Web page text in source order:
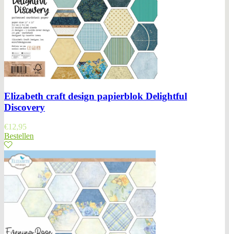
Elizabeth craft design papierblok Delightful
Discovery
€12,95
Bestellen